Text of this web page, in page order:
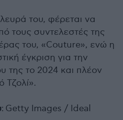
του, φέρεται να
τους συντελεστές της
του, «Couture», ενώ η
έγκριση για την
της το 2024 και πλέον
Τζολί».
: Getty Images / Ideal